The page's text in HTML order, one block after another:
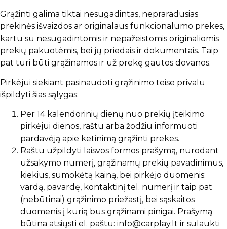
Grąžinti galima tiktai nesugadintas, nepraradusias
prekinės išvaizdos ar originalaus funkcionalumo prekes,
kartu su nesugadintomis ir nepažeistomis originaliomis
prekių pakuotėmis, bei jų priedais ir dokumentais. Taip
pat turi būti grąžinamos ir už prekę gautos dovanos.
Pirkėjui siekiant pasinaudoti grąžinimo teise privalu
išpildyti šias sąlygas:
Per 14 kalendorinių dienų nuo prekių įteikimo
pirkėjui dienos, raštu arba žodžiu informuoti
pardavėją apie ketinimą grąžinti prekes.
Raštu užpildyti laisvos formos prašymą, nurodant
užsakymo numerį, grąžinamų prekių pavadinimus,
kiekius, sumokėtą kainą, bei pirkėjo duomenis:
vardą, pavardę, kontaktinį tel. numerį ir taip pat
(nebūtinai) grąžinimo priežastį, bei sąskaitos
duomenis į kurią bus grąžinami pinigai. Prašymą
būtina atsiųsti el. paštu: info@carplay.lt ir sulaukti